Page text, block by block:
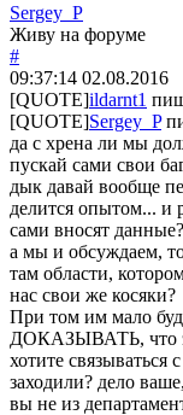
Sergey_P
Живу на форуме
#
09:37:14 02.08.2016
[QUOTE]ildarnt1
[QUOTE]Sergey_P
да с хрена ли мы
пускай сами свои
дык давай вообще
делится опытом... и
сами вносят
а мы и обсуждаем,
там области,
нас свои же косяки?
При том им мало
ДОКАЗЫВАТЬ, что
хотите
заходили? дело
вы не из